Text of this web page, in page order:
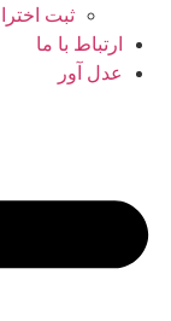
ثبت
ارتباط با ما
عدل آور